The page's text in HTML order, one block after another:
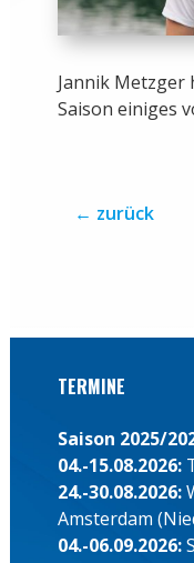
Jannik Metzger
Saison einiges
← zurück
TERMINE
Saison 2025/
04.-15.08.2026:
24.-30.08.2026:
Amsterdam
04.-06.09.2026: